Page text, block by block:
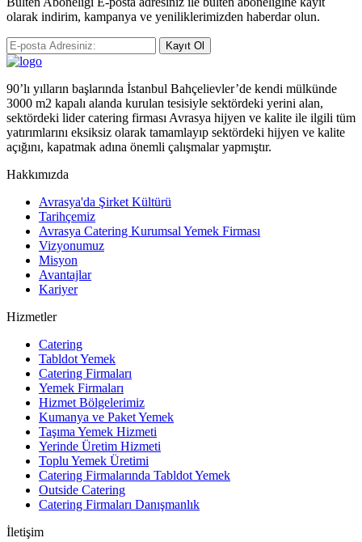
olarak indirim, kampanya ve yeniliklerimizden haberdar olun.
Kayıt Ol
90’lı yılların başlarında İstanbul Bahçelievler’de kendi mülkünde
3000 m2 kapalı alanda kurulan tesisiyle sektördeki yerini alan,
sektördeki lider catering firması Avrasya hijyen ve kalite ile ilgili tüm
yatırımlarını eksiksiz olarak tamamlayıp sektördeki hijyen ve kalite
açığını, kapatmak adına önemli çalışmalar yapmıştır.
Hakkımızda
Avrasya'da Şirket Kültürü
Tarihçemiz
Avrasya Catering Kurumsal Yemek Firması
Vizyonumuz
Misyon
Avantajlar
Kariyer
Hizmetler
Catering
Tabldot Yemek
Catering Firmaları
Yemek Firmaları
Hizmet Bölgelerimiz
Kumanya ve Paket Yemek
Taşıma Yemek Hizmeti
Yerinde Üretim Hizmeti
Toplu Yemek Üretimi
Catering Firmalarında Tabldot Yemek
Outside Catering
Catering Firmaları Danışmanlık
İletişim